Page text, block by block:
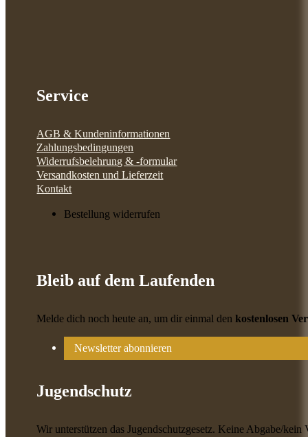
Service
AGB & Kundeninformationen
Zahlungsbedingungen
Widerrufsbelehrung & -formular
Versandkosten und Lieferzeit
Kontakt
Bestellung widerrufen
Bleib auf dem Laufenden
Melde dich noch heute an, um dir einmal denkostenlosen
Newsletter abonnieren
Jugendschutz
Wir unterstützen das Jugendschutzgesetz. Keine Abgabe/